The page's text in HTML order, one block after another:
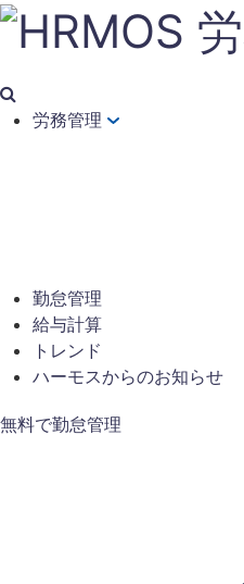
労務管理
勤怠管理
給与計算
トレンド
ハーモスからのお知らせ
無料で勤怠管理